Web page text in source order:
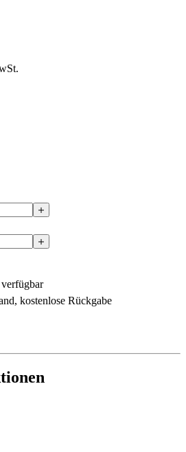
kostenlose Rückgabe